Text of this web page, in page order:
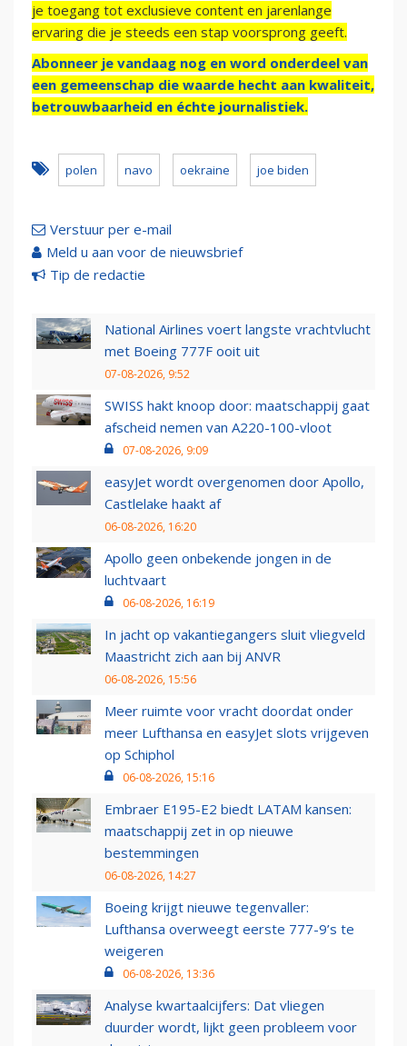
je toegang tot exclusieve content en jarenlange
ervaring die je steeds een stap voorsprong geeft.
Abonneer je vandaag nog en word onderdeel van
een gemeenschap die waarde hecht aan kwaliteit,
betrouwbaarheid en échte journalistiek.
polen navo oekraine joe biden
Verstuur per e-mail
Meld u aan voor de nieuwsbrief
Tip de redactie
National Airlines voert langste vrachtvlucht
met Boeing 777F ooit uit
07-08-2026, 9:52
SWISS hakt knoop door: maatschappij gaat
afscheid nemen van A220-100-vloot
07-08-2026, 9:09
easyJet wordt overgenomen door Apollo,
Castlelake haakt af
06-08-2026, 16:20
Apollo geen onbekende jongen in de
luchtvaart
06-08-2026, 16:19
In jacht op vakantiegangers sluit vliegveld
Maastricht zich aan bij ANVR
06-08-2026, 15:56
Meer ruimte voor vracht doordat onder
meer Lufthansa en easyJet slots vrijgeven
op Schiphol
06-08-2026, 15:16
Embraer E195-E2 biedt LATAM kansen:
maatschappij zet in op nieuwe
bestemmingen
06-08-2026, 14:27
Boeing krijgt nieuwe tegenvaller:
Lufthansa overweegt eerste 777-9’s te
weigeren
06-08-2026, 13:36
Analyse kwartaalcijfers: Dat vliegen
duurder wordt, lijkt geen probleem voor